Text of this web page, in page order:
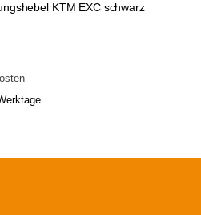
KTM EXC schwarz